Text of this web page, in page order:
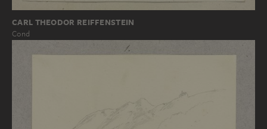
CARL THEODOR REIFFENSTEIN
Cond